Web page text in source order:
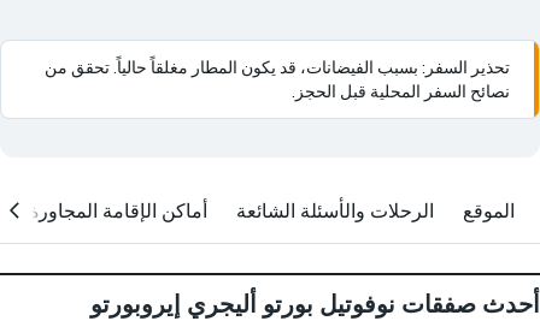
تحذير السفر: بسبب الفيضانات، قد يكون المطار مغلقاً حالياً. تحقق من
نصائح السفر المحلية قبل الحجز.
الموقع الرحلات والأسئلة الشائعة أماكن الإقامة المجاورة
أحدث صفقات نوفوتيل بورتو أليجري إيروبورتو